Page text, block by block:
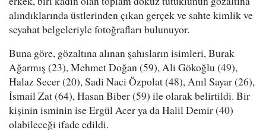
alındıklarında üstlerinden çıkan gerçek ve sahte kimlik ve
seyahat belgeleriyle fotoğrafları bulunuyor.
Buna göre, gözaltına alınan şahısların isimleri, Burak
Ağarmış (23), Mehmet Doğan (59), Ali Gökoğlu (49),
Halaz Secer (20), Sadi Naci Özpolat (48), Anıl Sayar (26),
İsmail Zat (64), Hasan Biber (59) ile olarak belirtildi. Bir
kişinin isminin ise Ergül Acer ya da Halil Demir (40)
olabileceği ifade edildi.